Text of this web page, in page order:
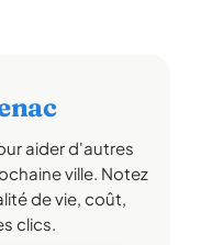
aider d'autres
ville. Notez
de vie, coût,
clics.